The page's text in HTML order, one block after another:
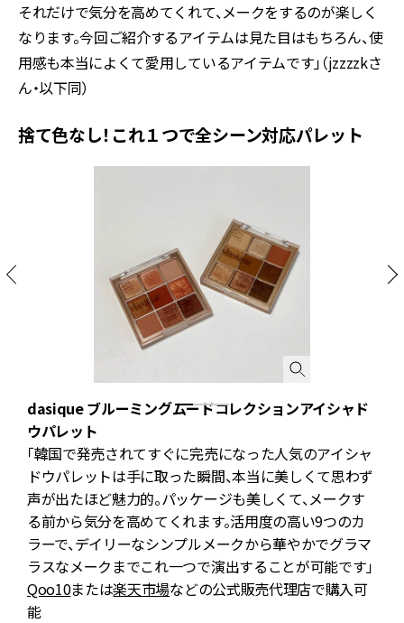
それだけで気分を高めてくれて、メークをするのが楽しく
なります。今回ご紹介するアイテムは見た目はもちろん、使
用感も本当によくて愛用しているアイテムです」（jzzzzkさ
ん・以下同）
捨て色なし！これ１つで全シーン対応パレット
dasique ブルーミングムードコレクションアイシャド
ウパレット
「韓国で発売されてすぐに完売になった人気のアイシャ
ドウパレットは手に取った瞬間、本当に美しくて思わず
声が出たほど魅力的。パッケージも美しくて、メークす
る前から気分を高めてくれます。活用度の高い9つのカ
ラーで、デイリーなシンプルメークから華やかでグラマ
ラスなメークまでこれ一つで演出することが可能です」
Qoo10または楽天市場などの公式販売代理店で購入可
能